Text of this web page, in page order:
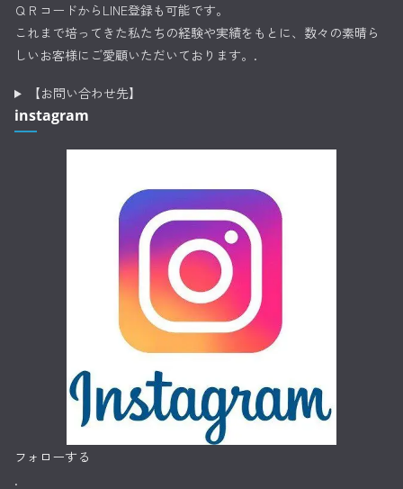
ＱＲコードからLINE登録も可能です。
これまで培ってきた私たちの経験や実績をもとに、数々の素晴ら
しいお客様にご愛顧いただいております。.
【お問い合わせ先】
instagram
フォローする
.